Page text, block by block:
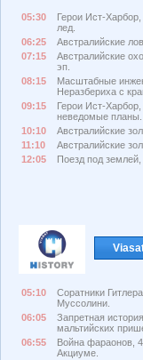
05:30
Герои Ист-
лед.
06:25
Австралийские
07:15
Австралийские
эп.
08:15
Масштабные
Неразбериха с
09:15
Герои Ист-
неведомые планы.
10:10
Австралийские
11:10
Австралийские
12:05
Поезд под землей,
05:10
Соратники
Муссолини.
06:05
Запретная
мальтийских
06:55
Война фараонов,
Акциуме.